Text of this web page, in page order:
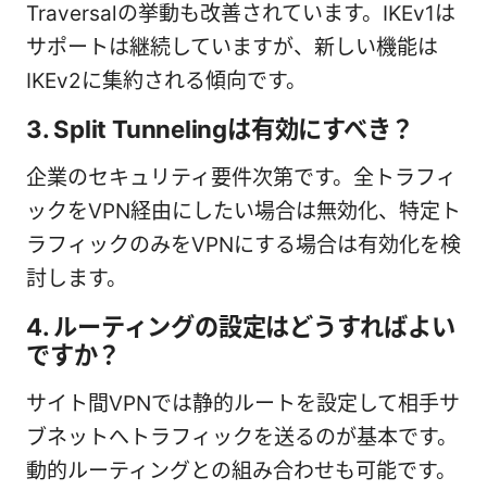
Traversalの挙動も改善されています。IKEv1は
サポートは継続していますが、新しい機能は
IKEv2に集約される傾向です。
3. Split Tunnelingは有効にすべき？
企業のセキュリティ要件次第です。全トラフィ
ックをVPN経由にしたい場合は無効化、特定ト
ラフィックのみをVPNにする場合は有効化を検
討します。
4. ルーティングの設定はどうすればよい
ですか？
サイト間VPNでは静的ルートを設定して相手サ
ブネットへトラフィックを送るのが基本です。
動的ルーティングとの組み合わせも可能です。